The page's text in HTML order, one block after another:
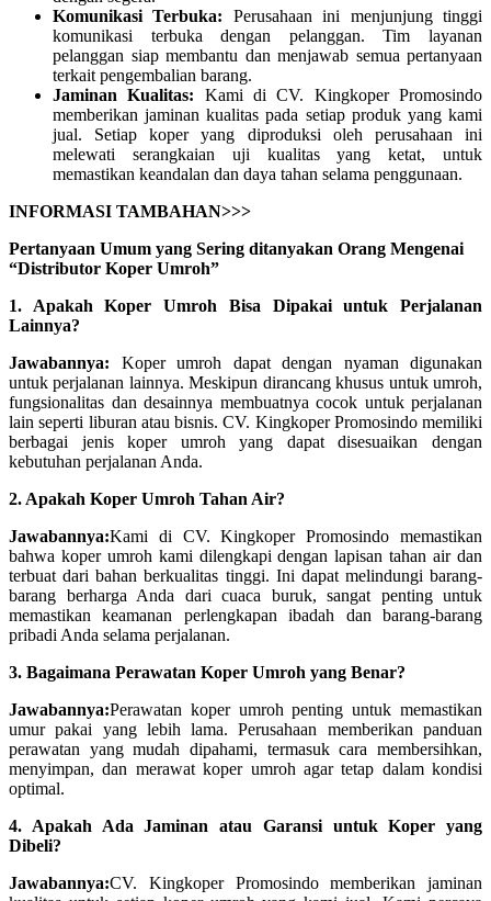
Komunikasi Terbuka: Perusahaan ini menjunjung tinggi
komunikasi terbuka dengan pelanggan. Tim layanan
pelanggan siap membantu dan menjawab semua pertanyaan
terkait pengembalian barang.
Jaminan Kualitas: Kami di CV. Kingkoper Promosindo
memberikan jaminan kualitas pada setiap produk yang kami
jual. Setiap koper yang diproduksi oleh perusahaan ini
melewati serangkaian uji kualitas yang ketat, untuk
memastikan keandalan dan daya tahan selama penggunaan.
INFORMASI TAMBAHAN>>>
Pertanyaan Umum yang Sering ditanyakan Orang Mengenai
“Distributor Koper Umroh”
1. Apakah Koper Umroh Bisa Dipakai untuk Perjalanan
Lainnya?
Jawabannya: Koper umroh dapat dengan nyaman digunakan
untuk perjalanan lainnya. Meskipun dirancang khusus untuk umroh,
fungsionalitas dan desainnya membuatnya cocok untuk perjalanan
lain seperti liburan atau bisnis. CV. Kingkoper Promosindo memiliki
berbagai jenis koper umroh yang dapat disesuaikan dengan
kebutuhan perjalanan Anda.
2. Apakah Koper Umroh Tahan Air?
Jawabannya:Kami di CV. Kingkoper Promosindo memastikan
bahwa koper umroh kami dilengkapi dengan lapisan tahan air dan
terbuat dari bahan berkualitas tinggi. Ini dapat melindungi barang-
barang berharga Anda dari cuaca buruk, sangat penting untuk
memastikan keamanan perlengkapan ibadah dan barang-barang
pribadi Anda selama perjalanan.
3. Bagaimana Perawatan Koper Umroh yang Benar?
Jawabannya:Perawatan koper umroh penting untuk memastikan
umur pakai yang lebih lama. Perusahaan memberikan panduan
perawatan yang mudah dipahami, termasuk cara membersihkan,
menyimpan, dan merawat koper umroh agar tetap dalam kondisi
optimal.
4. Apakah Ada Jaminan atau Garansi untuk Koper yang
Dibeli?
Jawabannya:CV. Kingkoper Promosindo memberikan jaminan